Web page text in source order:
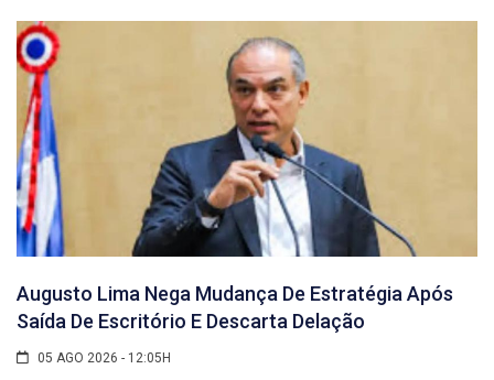
Augusto Lima Nega Mudança De Estratégia Após
Saída De Escritório E Descarta Delação
05 AGO 2026 - 12:05H